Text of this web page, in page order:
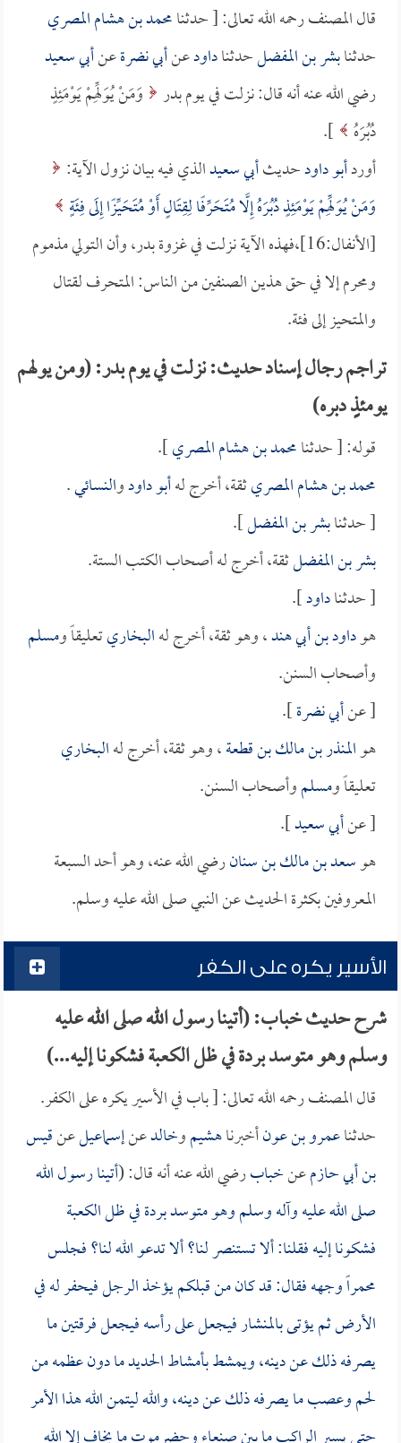
قال المصنف رحمه الله تعالى: [ حدثنامحمد بن هشام المصري
حدثنابشر بن المفضلحدثناداودعنأبي نضرةعنأبي سعيد
رضي الله عنه أنه قال: نزلت في يوم بدر وَمَنْ يُوَلِّهِمْ يَوْمَئِذٍ
دُبُرَهُ ].
أوردأبو داودحديثأبي سعيدالذي فيه بيان نزول الآية:
وَمَنْ يُوَلِّهِمْ يَوْمَئِذٍ دُبُرَهُ إِلَّا مُتَحَرِّفًا لِقِتَالٍ أَوْ مُتَحَيِّزًا إِلَى فِئَةٍ
[الأنفال:16]،فهذه الآية نزلت في غزوة بدر، وأن التولي مذموم
ومحرم إلا في حق هذين الصنفين من الناس: المتحرف لقتال
والمتحيز إلى فئة.
تراجم رجال إسناد حديث: نزلت في يوم بدر: (ومن يولهم
يومئذٍ دبره)
قوله: [ حدثنامحمد بن هشام المصري].
محمد بن هشام المصريثقة، أخرج لهأبو داودوالنسائي.
[ حدثنابشر بن المفضل].
بشر بن المفضلثقة، أخرج له أصحاب الكتب الستة.
[ حدثناداود].
هوداود بن أبي هند، وهو ثقة، أخرج لهالبخاريتعليقاً ومسلم
وأصحاب السنن.
[ عنأبي نضرة].
هوالمنذر بن مالك بن قطعة، وهو ثقة، أخرج لهالبخاري
تعليقاً ومسلموأصحاب السنن.
[ عنأبي سعيد].
هوسعد بن مالك بن سنانرضي الله عنه، وهو أحد السبعة
المعروفين بكثرة الحديث عن النبي صلى الله عليه وسلم.
الأسير يكره على الكفر
شرح حديث خباب: (أتينا رسول الله صلى الله عليه
وسلم وهو متوسد بردة في ظل الكعبة فشكونا إليه...)
قال المصنف رحمه الله تعالى: [ باب في الأسير يكره على الكفر.
حدثناعمرو بن عونأخبرناهشيموخالدعنإسماعيلعنقيس
بن أبي حازمعنخبابرضي الله عنه أنه قال: (أتينا رسول الله
صلى الله عليه وآله وسلم وهو متوسد بردة في ظل الكعبة
فشكونا إليه فقلنا: ألا تستنصر لنا؟ ألا تدعو الله لنا؟ فجلس
محمراً وجهه فقال: قد كان من قبلكم يؤخذ الرجل فيحفر له في
الأرض ثم يؤتى بالمنشار فيجعل على رأسه فيجعل فرقتين ما
يصرفه ذلك عن دينه، ويمشط بأمشاط الحديد ما دون عظمه من
لحم وعصب ما يصرفه ذلك عن دينه، والله ليتمن الله هذا الأمر